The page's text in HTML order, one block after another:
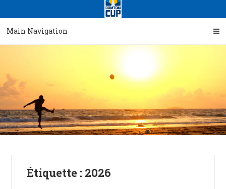
navigation
content
Main Navigation
Étiquette : 2026